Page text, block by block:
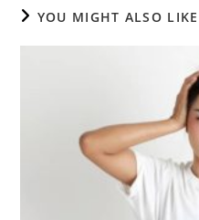
YOU MIGHT ALSO LIKE